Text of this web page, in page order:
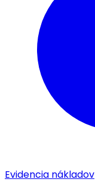
Evidencia nákladov